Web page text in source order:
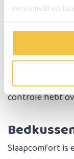
verzameld op
Maak jouw
bedtafels. Of
genieten van
bieden
controle hebt
Slaapcomfort is